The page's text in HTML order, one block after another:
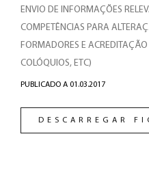
ENVIO DE INFORMAÇÕES
COMPETÊNCIAS PARA
FORMADORES E
COLÓQUIOS, ETC)
PUBLICADO A 01.03.2017
DESCARREGAR